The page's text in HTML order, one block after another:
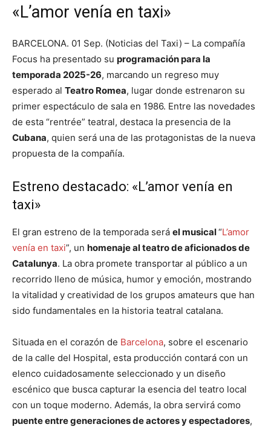
«L’amor venía en taxi»
BARCELONA. 01 Sep. (Noticias del Taxi) – La compañía
Focus ha presentado su programación para la
temporada 2025-26, marcando un regreso muy
esperado al Teatro Romea, lugar donde estrenaron su
primer espectáculo de sala en 1986. Entre las novedades
de esta “rentrée” teatral, destaca la presencia de la
Cubana, quien será una de las protagonistas de la nueva
propuesta de la compañía.
Estreno destacado: «L’amor venía en
taxi»
El gran estreno de la temporada será el musical“L’amor
venía en taxi”, un homenaje al teatro de aficionados de
Catalunya. La obra promete transportar al público a un
recorrido lleno de música, humor y emoción, mostrando
la vitalidad y creatividad de los grupos amateurs que han
sido fundamentales en la historia teatral catalana.
Situada en el corazón de Barcelona, sobre el escenario
de la calle del Hospital, esta producción contará con un
elenco cuidadosamente seleccionado y un diseño
escénico que busca capturar la esencia del teatro local
con un toque moderno. Además, la obra servirá como
puente entre generaciones de actores y espectadores,